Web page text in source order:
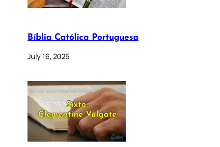
Bíblia Católica Portuguesa
July 16, 2025